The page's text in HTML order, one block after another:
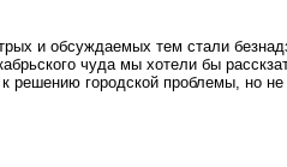
и обсуждаемых тем стали
чуда мы хотели бы
решению городской проблемы, но